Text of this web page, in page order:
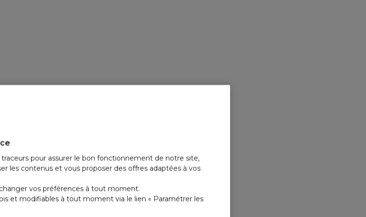
traceurs pour assurer le bon fonctionnement de notre site,
les contenus et vous proposer des offres adaptées à vos
vos préférences à tout moment.
et modifiables à tout moment via le lien « Paramétrer les